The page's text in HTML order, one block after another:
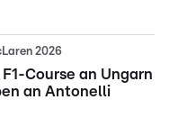
2026
Course an Ungarn
an Antonelli